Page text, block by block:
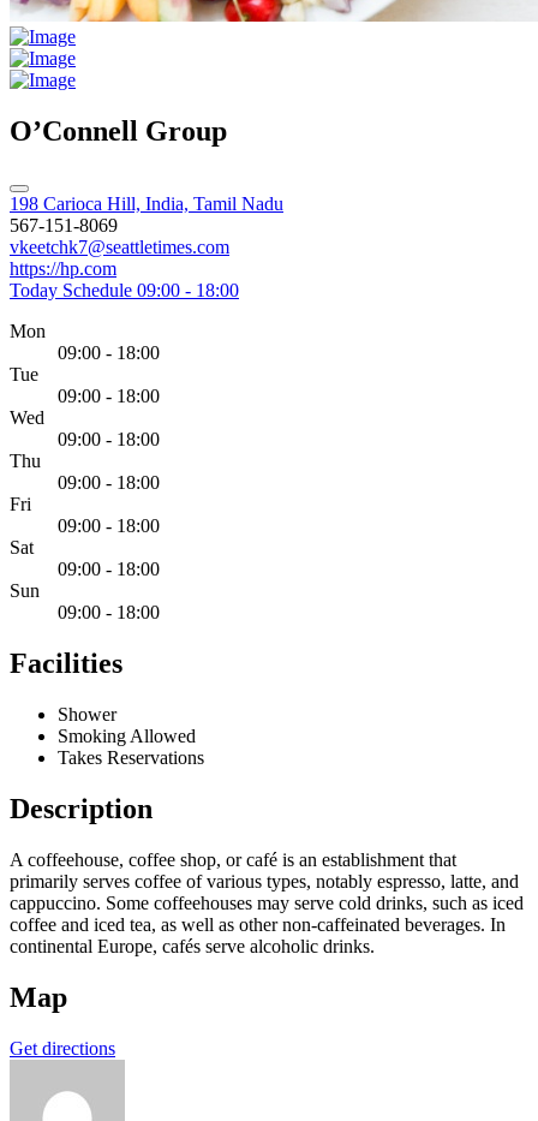
O’Connell Group
198 Carioca Hill, India, Tamil Nadu
567-151-8069
vkeetchk7@seattletimes.com
https://hp.com
Today Schedule 09:00 - 18:00
Mon
09:00 - 18:00
Tue
09:00 - 18:00
Wed
09:00 - 18:00
Thu
09:00 - 18:00
Fri
09:00 - 18:00
Sat
09:00 - 18:00
Sun
09:00 - 18:00
Facilities
Shower
Smoking Allowed
Takes Reservations
Description
A coffeehouse, coffee shop, or café is an establishment that
primarily serves coffee of various types, notably espresso, latte, and
cappuccino. Some coffeehouses may serve cold drinks, such as iced
coffee and iced tea, as well as other non-caffeinated beverages. In
continental Europe, cafés serve alcoholic drinks.
Map
Get directions